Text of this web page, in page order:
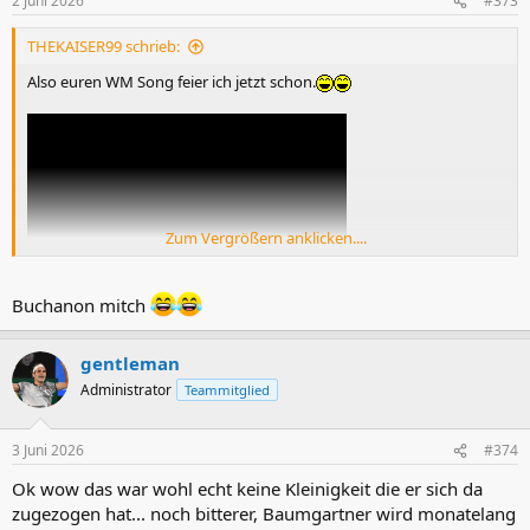
e
n
THEKAISER99 schrieb:
Also euren WM Song feier ich jetzt schon.
Zum Vergrößern anklicken....
Buchanon mitch
gentleman
Administrator Teammitglied
3 Juni 2026 #374
Ok wow das war wohl echt keine Kleinigkeit die er sich da
zugezogen hat... noch bitterer, Baumgartner wird monatelang